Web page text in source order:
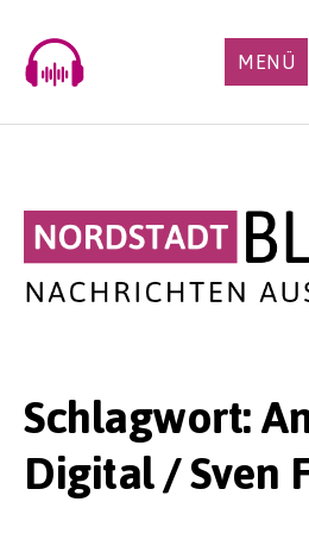
content
MENÜ
Schlagwort:
Digital / Sven